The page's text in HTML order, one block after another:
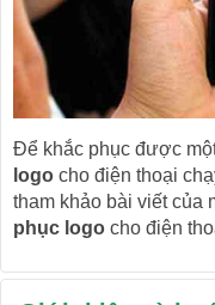
Để khắc phục được
logo cho điện thoại
tham khảo bài viết của
phục logo cho điện